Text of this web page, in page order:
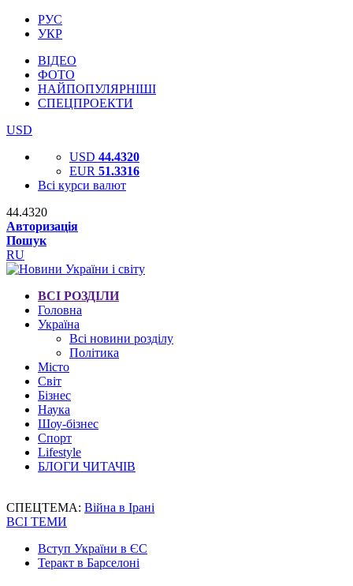
РУС
УКР
ВІДЕО
ФОТО
НАЙПОПУЛЯРНІШІ
СПЕЦПРОЕКТИ
USD
USD 44.4320
EUR 51.3316
Всі курси валют
44.4320
Авторизація
Пошук
RU
ВСІ РОЗДІЛИ
Головна
Україна
Всі новини розділу
Політика
Місто
Світ
Бізнес
Наука
Шоу-бізнес
Спорт
Lifestyle
БЛОГИ ЧИТАЧІВ
СПЕЦТЕМА: Війна в Ірані
ВСІ ТЕМИ
Вступ України в ЄС
Теракт в Барселоні